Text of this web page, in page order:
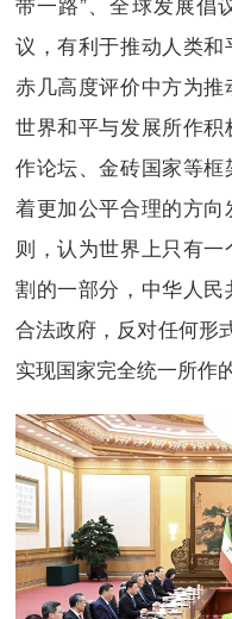
议，有利于推动人类和
赤几高度评价中方为
世界和平与发展所作
作论坛、金砖国家等
着更加公平合理的方
则，认为世界上只有
割的一部分，中华人
合法政府，反对任何形
实现国家完全统一所作